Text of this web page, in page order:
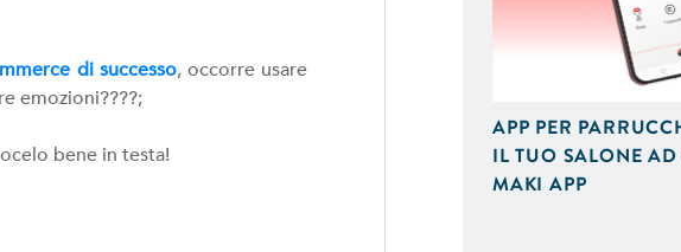
di successo, occorre usare
emozioni????;
bene in testa!
APP PER
IL TUO SALONE
MAKI APP
Proponiamo Soluzioni Custom per la Vendita On-Line,
Realizziamo E-Commerce di Qualità Ottimizzati per